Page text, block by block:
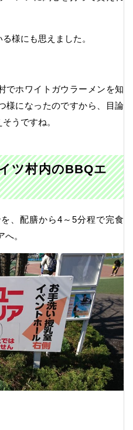
様にも思えました。
でホワイトガウラーメンを知
様になったのですから、目論
うですね。
ツ村内のBBQエ
、配膳から4～5分程で完食
。